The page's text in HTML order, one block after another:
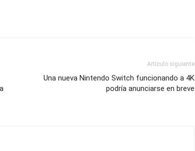
Artículo siguiente
Una nueva Nintendo Switch funcionando a 4K
podría anunciarse en breve